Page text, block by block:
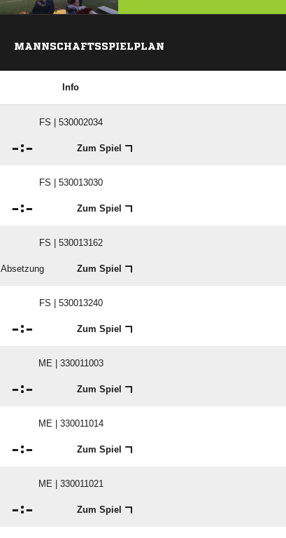
MANNSCHAFTSSPIELPLAN
Info
FS | 530002034
: Zum Spiel
FS | 530013030
: Zum Spiel
FS | 530013162
Absetzung Zum Spiel
FS | 530013240
: Zum Spiel
ME | 330011003
: Zum Spiel
ME | 330011014
: Zum Spiel
ME | 330011021
: Zum Spiel